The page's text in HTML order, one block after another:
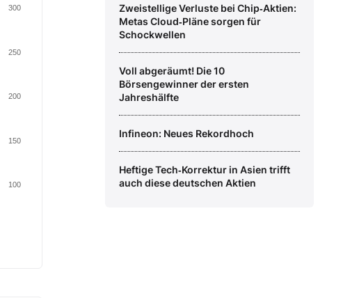
100
150
200
250
300
Zweistellige Verluste bei Chip‑Aktien:
Metas Cloud‑Pläne sorgen für
Schockwellen
Voll abgeräumt! Die 10
Börsengewinner der ersten
Jahreshälfte
Infineon: Neues Rekordhoch
Heftige Tech‑Korrektur in Asien trifft
auch diese deutschen Aktien